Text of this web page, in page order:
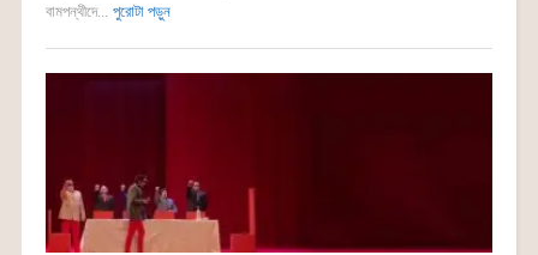
বামপন্থীদে... পুরোটা পড়ুন